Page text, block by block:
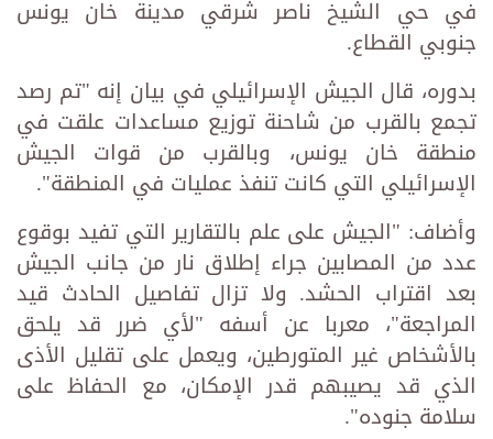
في حي الشيخ ناصر شرقي مدينة خان يونس
جنوبي القطاع.
بدوره، قال الجيش الإسرائيلي في بيان إنه "تم رصد
تجمع بالقرب من شاحنة توزيع مساعدات علقت في
منطقة خان يونس، وبالقرب من قوات الجيش
الإسرائيلي التي كانت تنفذ عمليات في المنطقة".
وأضاف: "الجيش على علم بالتقارير التي تفيد بوقوع
عدد من المصابين جراء إطلاق نار من جانب الجيش
بعد اقتراب الحشد. ولا تزال تفاصيل الحادث قيد
المراجعة"، معربا عن أسفه "لأي ضرر قد يلحق
بالأشخاص غير المتورطين، ويعمل على تقليل الأذى
الذي قد يصيبهم قدر الإمكان، مع الحفاظ على
سلامة جنوده".